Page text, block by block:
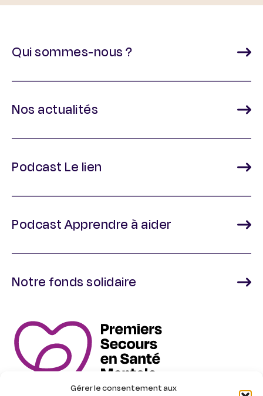
Gérer le consentement aux
Qui sommes-nous ?
Nos actualités
Podcast Le lien
Podcast Apprendre à aider
Notre fonds solidaire